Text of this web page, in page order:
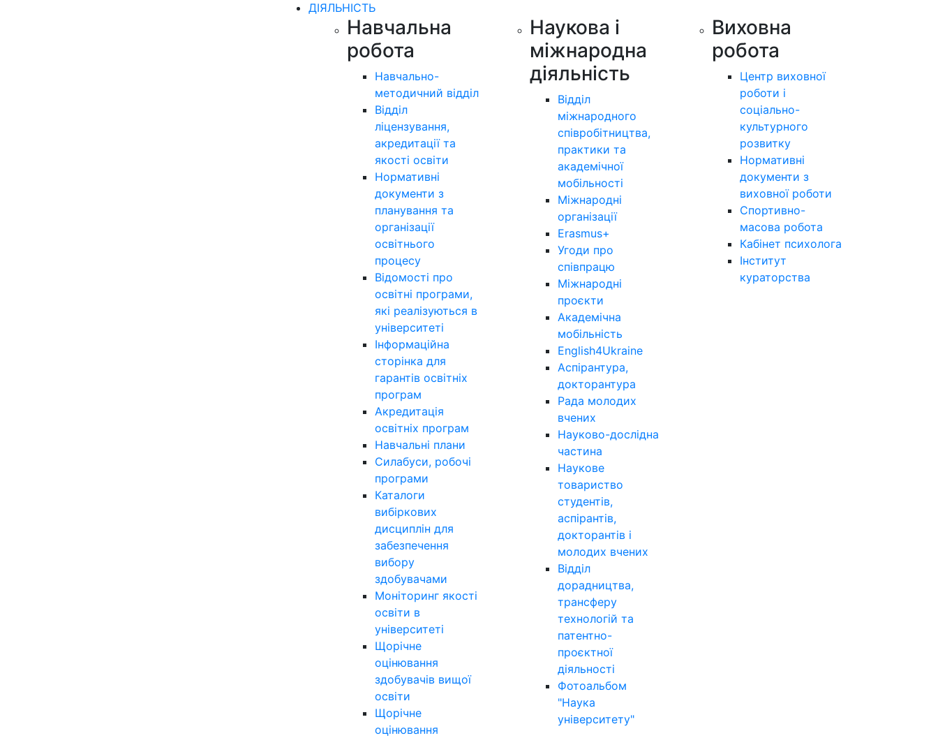
ДІЯЛЬНІСТЬ
Навчальна
робота
Навчально-
методичний відділ
Відділ
ліцензування,
акредитації та
якості освіти
Нормативні
документи з
планування та
організації
освітнього
процесу
Відомості про
освітні програми,
які реалізуються в
університеті
Інформаційна
сторінка для
гарантів освітніх
програм
Акредитація
освітніх програм
Навчальні плани
Силабуси, робочі
програми
Каталоги
вибіркових
дисциплін для
забезпечення
вибору
здобувачами
Моніторинг якості
освіти в
університеті
Щорічне
оцінювання
здобувачів вищої
освіти
Щорічне
оцінювання
Наукова і
міжнародна
діяльність
Відділ
міжнародного
співробітництва,
практики та
академічної
мобільності
Міжнародні
організації
Erasmus+
Угоди про
співпрацю
Міжнародні
проєкти
Академічна
мобільність
English4Ukraine
Аспірантура,
докторантура
Рада молодих
вчених
Науково-дослідна
частина
Наукове
товариство
студентів,
аспірантів,
докторантів і
молодих вчених
Відділ
дорадництва,
трансферу
технологій та
патентно-
проєктної
діяльності
Фотоальбом
"Наука
університету"
Виховна
робота
Центр виховної
роботи і
соціально-
культурного
розвитку
Нормативні
документи з
виховної роботи
Спортивно-
масова робота
Кабінет психолога
Інститут
кураторства